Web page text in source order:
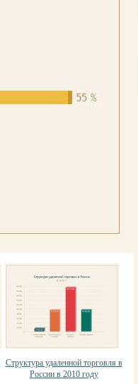
Структура удаленной торговля в
России в 2010 году